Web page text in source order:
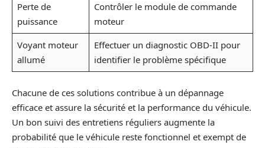
Perte de
puissance
Contrôler le module de commande
moteur
Voyant moteur
allumé
Effectuer un diagnostic OBD-II pour
identifier le problème spécifique
Chacune de ces solutions contribue à un dépannage
efficace et assure la sécurité et la performance du véhicule.
Un bon suivi des entretiens réguliers augmente la
probabilité que le véhicule reste fonctionnel et exempt de